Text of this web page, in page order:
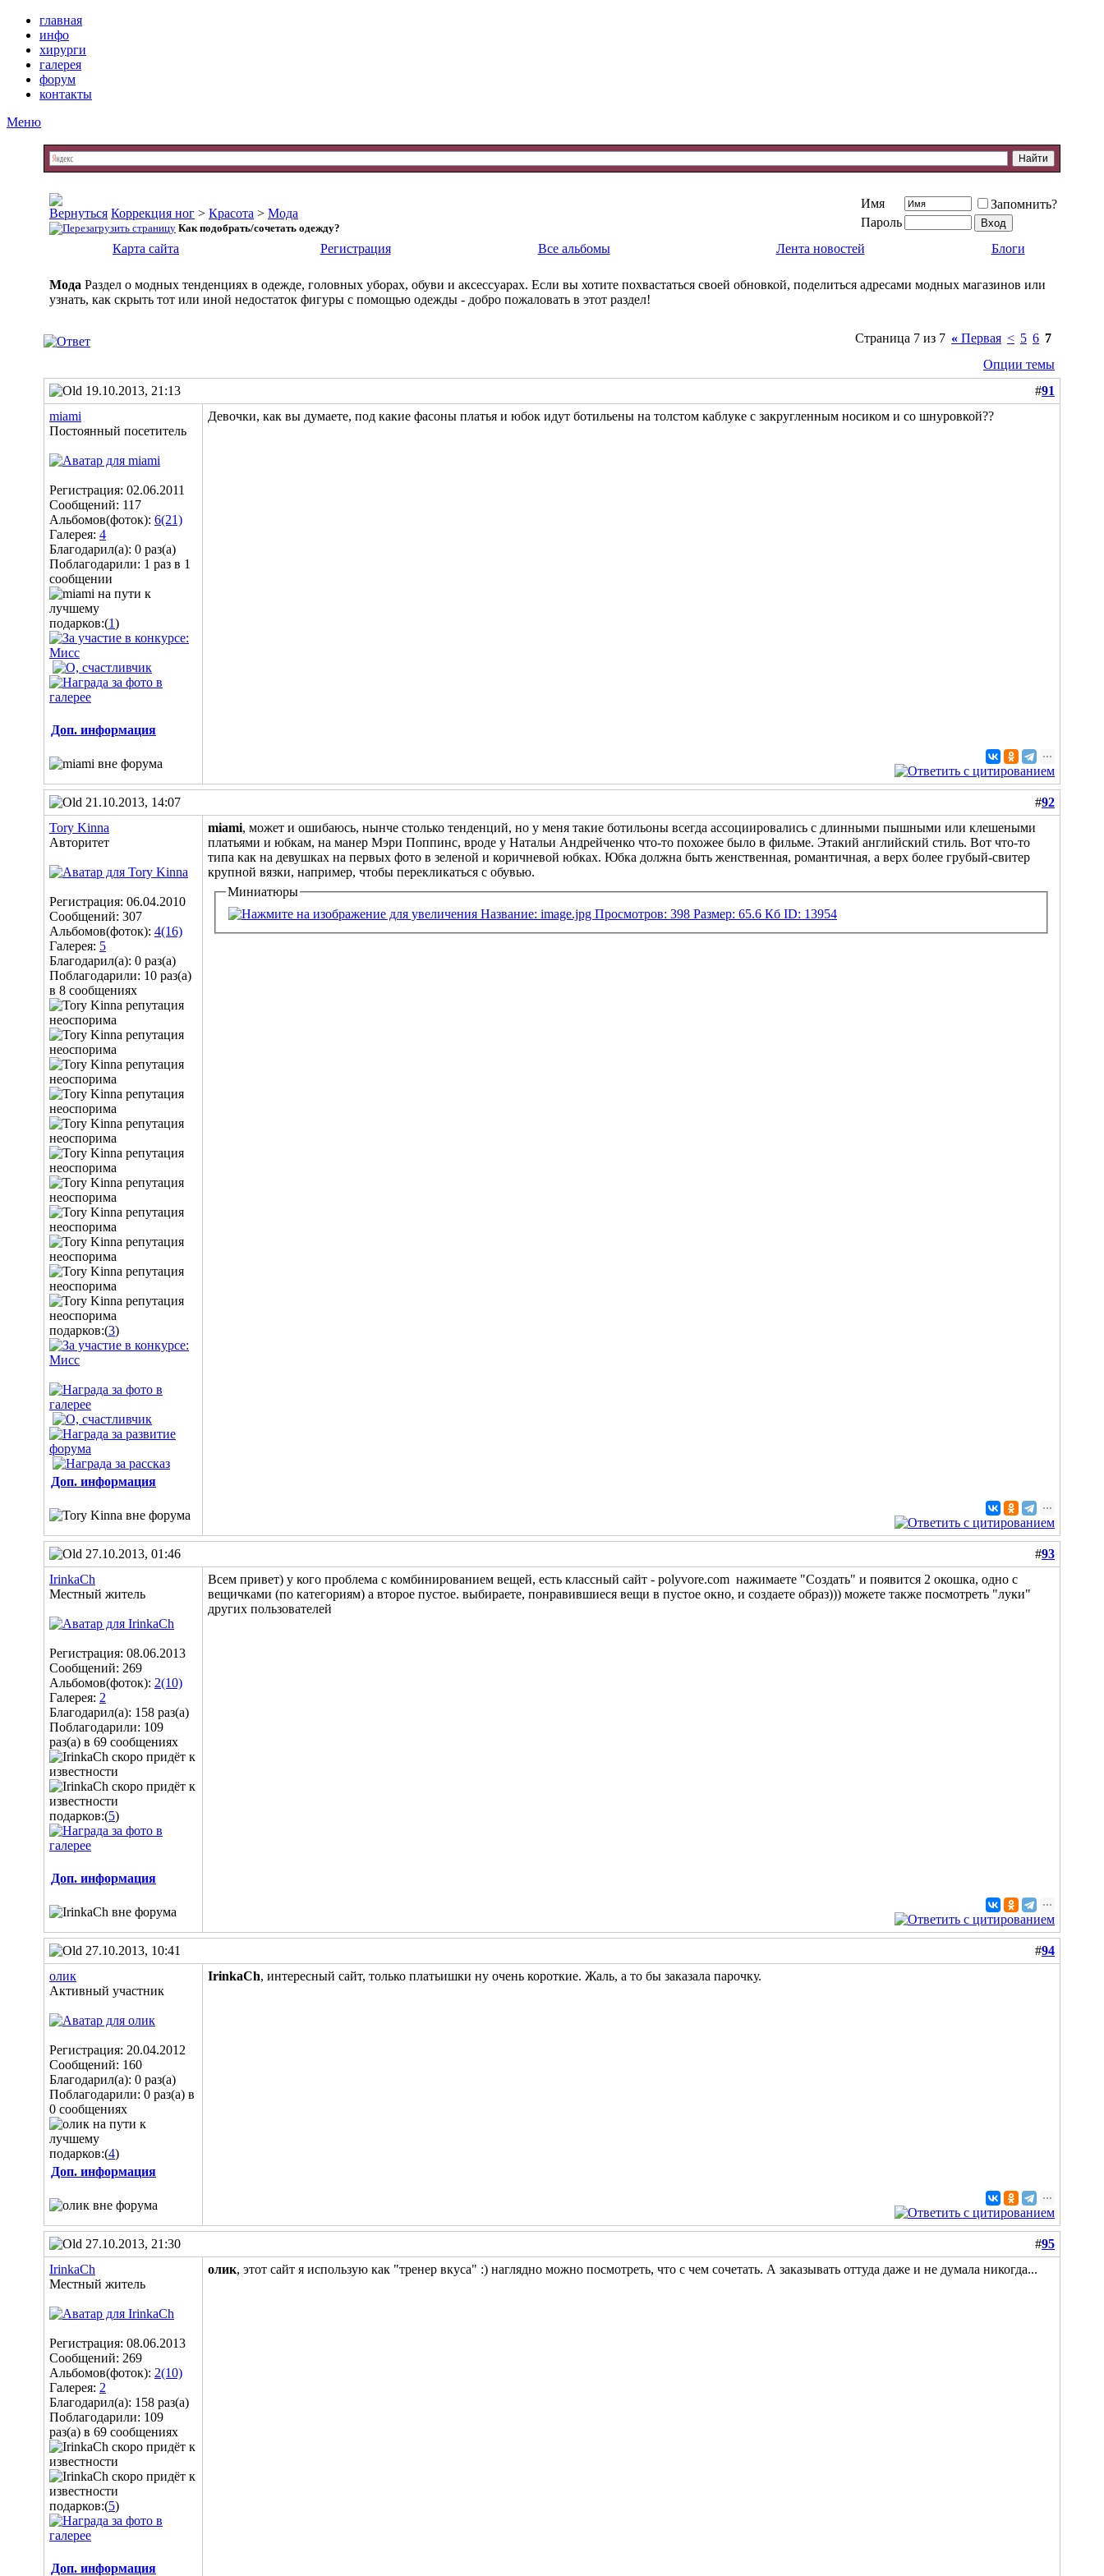
главная
инфо
хирурги
галерея
форум
контакты
Меню
Коррекция ног > Красота > Мода
Как подобрать/сочетать одежду?
Имя
Запомнить?
Пароль
Карта сайта
Регистрация Все альбомы Лента новостей Блоги
Мода Раздел о модных тенденциях в одежде, головных уборах, обуви и аксессуарах. Если вы хотите похвастаться своей обновкой, поделиться адресами модных магазинов или
узнать, как скрыть тот или иной недостаток фигуры с помощью одежды - добро пожаловать в этот раздел!
Страница 7 из 7 « Первая < 5 6 7
Опции темы
19.10.2013, 21:13
#91
miami
Постоянный посетитель
Регистрация: 02.06.2011
Сообщений: 117
Альбомов(фоток): 6(21)
Галерея: 4
Благодарил(а): 0 раз(а)
Поблагодарили: 1 раз в 1
сообщении
подарков:(1)
Доп. информация
Девочки, как вы думаете, под какие фасоны платья и юбок идут ботильены на толстом каблуке с закругленным носиком и со шнуровкой??
21.10.2013, 14:07 #92
Tory Kinna
Авторитет
Регистрация: 06.04.2010
Сообщений: 307
Альбомов(фоток): 4(16)
Галерея: 5
Благодарил(а): 0 раз(а)
Поблагодарили: 10 раз(а)
в 8 сообщениях
подарков:(3)
Доп. информация
miami, может и ошибаюсь, нынче столько тенденций, но у меня такие ботильоны всегда ассоциировались с длинными пышными или клешеными
платьями и юбкам, на манер Мэри Поппинс, вроде у Натальи Андрейченко что-то похожее было в фильме. Этакий английский стиль. Вот что-то
типа как на девушках на первых фото в зеленой и коричневой юбках. Юбка должна быть женственная, романтичная, а верх более грубый-свитер
крупной вязки, например, чтобы перекликаться с обувью.
Миниатюры
27.10.2013, 01:46 #93
IrinkaCh
Местный житель
Регистрация: 08.06.2013
Сообщений: 269
Альбомов(фоток): 2(10)
Галерея: 2
Благодарил(а): 158 раз(а)
Поблагодарили: 109
раз(а) в 69 сообщениях
подарков:(5)
Доп. информация
Всем привет) у кого проблема с комбинированием вещей, есть классный сайт - polyvore.com нажимаете "Создать" и появится 2 окошка, одно с
вещичками (по категориям) а второе пустое. выбираете, понравившиеся вещи в пустое окно, и создаете образ))) можете также посмотреть "луки"
других пользователей
27.10.2013, 10:41 #94
олик
Активный участник
Регистрация: 20.04.2012
Сообщений: 160
Благодарил(а): 0 раз(а)
Поблагодарили: 0 раз(а) в
0 сообщениях
подарков:(4)
Доп. информация
IrinkaCh, интересный сайт, только платьишки ну очень короткие. Жаль, а то бы заказала парочку.
27.10.2013, 21:30 #95
IrinkaCh
Местный житель
Регистрация: 08.06.2013
Сообщений: 269
Альбомов(фоток): 2(10)
Галерея: 2
Благодарил(а): 158 раз(а)
Поблагодарили: 109
раз(а) в 69 сообщениях
подарков:(5)
Доп. информация
олик, этот сайт я использую как "тренер вкуса" :) наглядно можно посмотреть, что с чем сочетать. А заказывать оттуда даже и не думала никогда...